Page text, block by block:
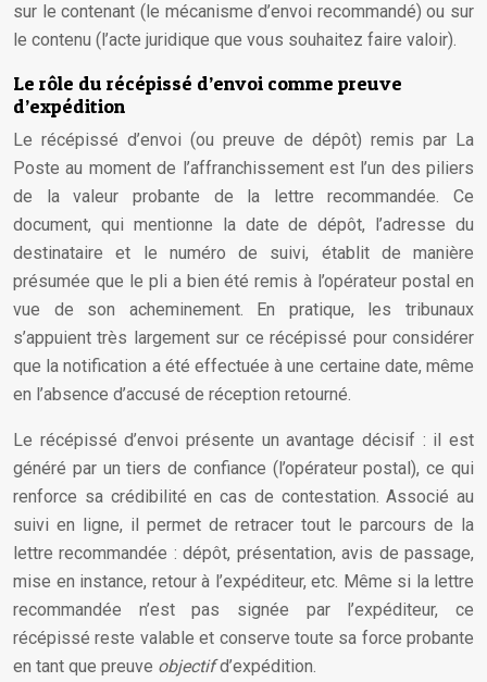
sur le contenant (le mécanisme d’envoi recommandé) ou sur
le contenu (l’acte juridique que vous souhaitez faire valoir).
Le rôle du récépissé d’envoi comme preuve
d’expédition
Le récépissé d’envoi (ou preuve de dépôt) remis par La
Poste au moment de l’affranchissement est l’un des piliers
de la valeur probante de la lettre recommandée. Ce
document, qui mentionne la date de dépôt, l’adresse du
destinataire et le numéro de suivi, établit de manière
présumée que le pli a bien été remis à l’opérateur postal en
vue de son acheminement. En pratique, les tribunaux
s’appuient très largement sur ce récépissé pour considérer
que la notification a été effectuée à une certaine date, même
en l’absence d’accusé de réception retourné.
Le récépissé d’envoi présente un avantage décisif : il est
généré par un tiers de confiance (l’opérateur postal), ce qui
renforce sa crédibilité en cas de contestation. Associé au
suivi en ligne, il permet de retracer tout le parcours de la
lettre recommandée : dépôt, présentation, avis de passage,
mise en instance, retour à l’expéditeur, etc. Même si la lettre
recommandée n’est pas signée par l’expéditeur, ce
récépissé reste valable et conserve toute sa force probante
en tant que preuve objectifd’expédition.